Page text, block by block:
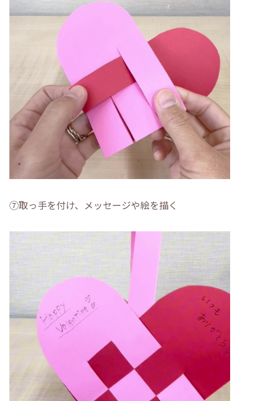
⑦取っ手を付け、メッセージや絵を描く